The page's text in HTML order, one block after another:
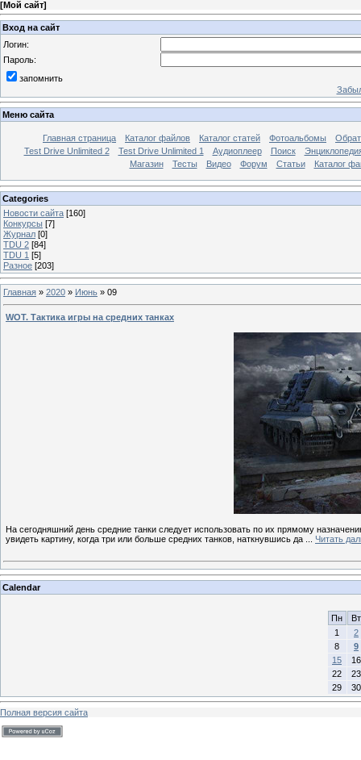
[Мой сайт]
Вход на сайт
Логин:
Пароль:
запомнить
Меню сайта
Главная страница Каталог файлов Каталог статей Фотоальбомы
Test Drive Unlimited 2
Test Drive Unlimited 1 Аудиоплеер Поиск
Магазин
Тесты Видео Форум Статьи Каталог
Categories
Новости сайта [160]
Конкурсы [7]
Журнал [0]
TDU 2 [84]
TDU 1 [5]
Разное [203]
Главная » 2020 » Июнь » 09
WOT. Тактика игры на средних танках
На сегодняшний день средние танки следует использовать по их прямому
увидеть картину, когда три или больше средних танков, наткнувшись да
Читать
Calendar
Пн
Вт
1
2
8
9
15
16
22
23
29
30
Полная версия сайта